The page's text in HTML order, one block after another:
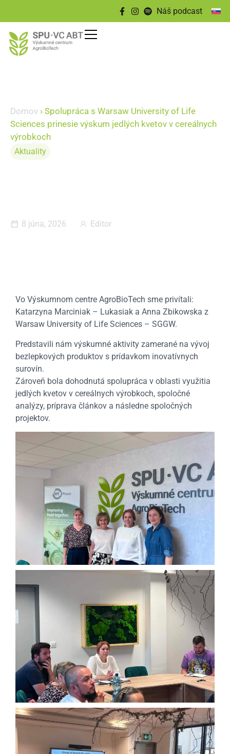
Náš podcast
Domov › Spolupráca s Warsaw University of Life
Sciences prinesie výskum jedlých kvetov v cereálnych
výrobkoch
Aktuality
8 júna, 2026 Editor
Vo Výskumnom centre AgroBioTech sme privítali:
Katarzyna Marciniak – Lukasiak a Anna Zbikowska z
Warsaw University of Life Sciences – SGGW.
Predstavili nám výskumné aktivity zamerané na vývoj
bezlepkových produktov s prídavkom inovatívnych
surovín.
Zároveň bola dohodnutá spolupráca v oblasti využitia
jedlých kvetov v cereálnych výrobkoch, spoločné
analýzy, príprava článkov a následne spoločných
projektov.